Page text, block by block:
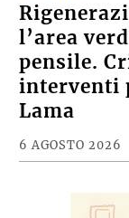
l’area
pensile.
interventi
Lama
6 AGOSTO 2026